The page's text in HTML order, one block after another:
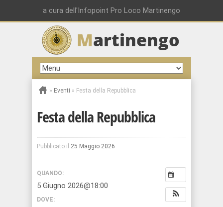
a cura dell'Infopoint Pro Loco Martinengo
Martinengo
» Eventi » Festa della Repubblica
Festa della Repubblica
Pubblicato il 25 Maggio 2026
QUANDO:
5 Giugno 2026@18:00
DOVE: